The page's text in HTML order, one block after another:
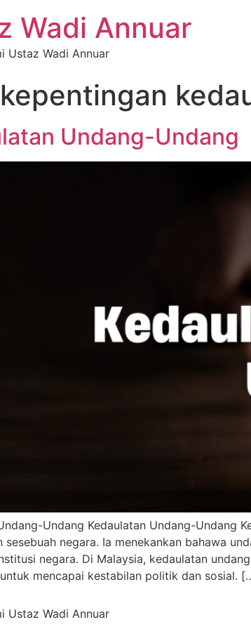
Wadi Annuar
Ustaz Wadi Annuar
kepentingan
Undang-Undang
Undang Kedaulatan Undang-Undang
sesebuah negara. Ia menekankan bahawa
negara. Di Malaysia, kedaulatan
mencapai kestabilan politik dan sosial.
Ustaz Wadi Annuar